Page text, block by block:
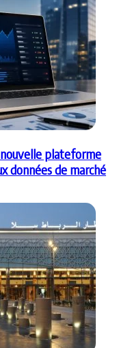
nouvelle plateforme
données de marché